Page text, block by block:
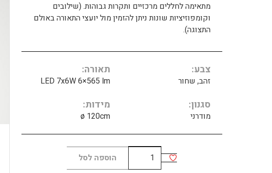
מתאימה לחללים מרכזיים ותקרות גבוהות. (שילובים
וקומפוזיציות שונות ניתן להזמין מול יועצי התאורה באולם
התצוגה).
צבע
זהב, שחור
תאורה
LED 7x6W 6×565 lm
סגנון
מודרני
מידות
ø 120cm
כמות
של
הוספה לסל